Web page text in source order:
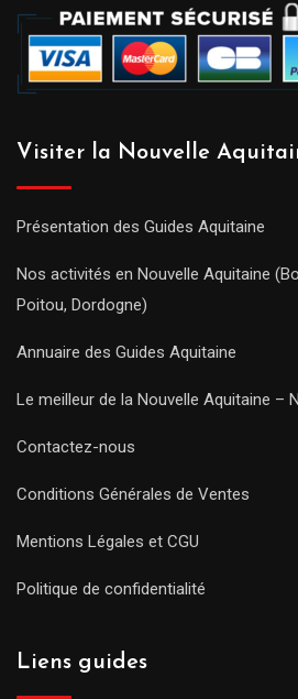
Visiter la Nouvelle
Présentation des Guides Aquitaine
Nos activités en Nouvelle Aquitaine
Poitou, Dordogne)
Annuaire des Guides Aquitaine
Le meilleur de la Nouvelle Aquitaine –
Contactez-nous
Conditions Générales de Ventes
Mentions Légales et CGU
Politique de confidentialité
Liens guides